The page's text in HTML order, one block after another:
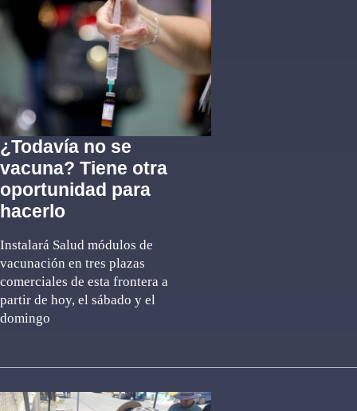
¿Todavía no se
vacuna? Tiene otra
oportunidad para
hacerlo
Instalará Salud módulos de
vacunación en tres plazas
comerciales de esta frontera a
partir de hoy, el sábado y el
domingo